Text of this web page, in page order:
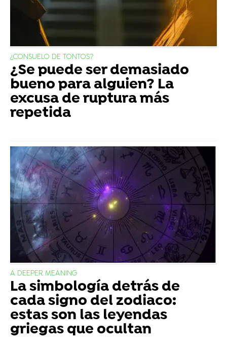
¿CONSUELO DE TONTOS?
¿Se puede ser demasiado
bueno para alguien? La
excusa de ruptura más
repetida
A DEEPER MEANING
La simbología detrás de
cada signo del zodiaco:
estas son las leyendas
griegas que ocultan